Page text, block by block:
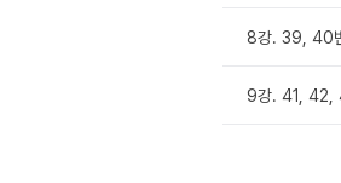
8강. 39, 40
9강. 41,